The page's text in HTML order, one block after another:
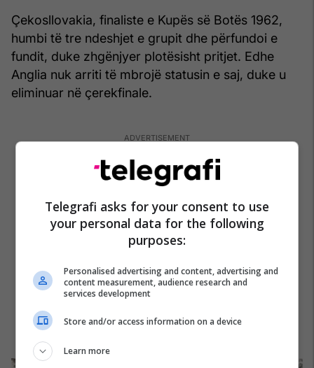
Çekosllovakia, finaliste e Kupës së Botës 1962,
humbi të tre ndeshjet e grupit dhe përfundoi e
fundit, duke zhgënjyer plotësisht pritjet. Edhe
Anglia nuk arriti të mbrojë statusin e saj, duke u
eliminuar në çerekfinale.
Telegrafi asks for your consent to use
your personal data for the following
purposes:
Personalised advertising and content, advertising and
content measurement, audience research and
services development
Store and/or access information on a device
Learn more